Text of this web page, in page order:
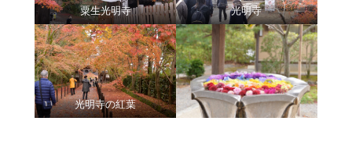
粟生光明寺 光明寺
光明寺の紅葉